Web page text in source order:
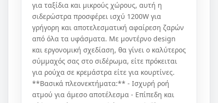
για ταξίδια και μικρούς χώρους, αυτή η
σιδερώστρα προσφέρει ισχύ 1200W για
γρήγορη και αποτελεσματική αφαίρεση ζαρών
από όλα τα υφάσματα. Με μοντέρνο design
και εργονομική σχεδίαση, θα γίνει ο καλύτερος
σύμμαχός σας στο σιδέρωμα, είτε πρόκειται
για ρούχα σε κρεμάστρα είτε για κουρτίνες.
**Βασικά πλεονεκτήματα:** - Ισχυρή ροή
ατμού για άμεσο αποτέλεσμα - Επίπεδη και